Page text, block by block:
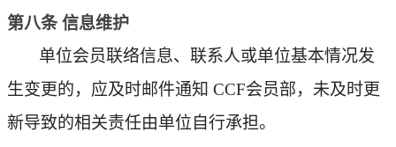
第八条 信息维护
单位会员联络信息、联系人或单位基本情况发
生变更的，应及时邮件通知 CCF会员部，未及时更
新导致的相关责任由单位自行承担。